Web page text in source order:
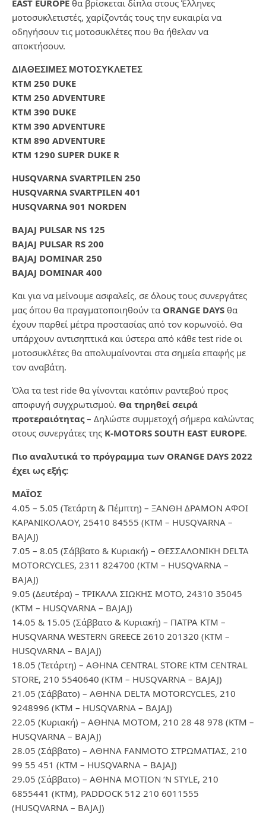
EAST EUROPE θα βρίσκεται δίπλα στους Έλληνες
μοτοσυκλετιστές, χαρίζοντάς τους την ευκαιρία να
οδηγήσουν τις μοτοσυκλέτες που θα ήθελαν να
αποκτήσουν.
ΔΙΑΘΕΣΙΜΕΣ ΜΟΤΟΣΥΚΛΕΤΕΣ
KTM 250 DUKE
KTM 250 ADVENTURE
KTM 390 DUKE
KTM 390 ADVENTURE
KTM 890 ADVENTURE
KTM 1290 SUPER DUKE R
HUSQVARNA SVARTPILEN 250
HUSQVARNA SVARTPILEN 401
HUSQVARNA 901 NORDEN
BAJAJ PULSAR NS 125
BAJAJ PULSAR RS 200
BAJAJ DOMINAR 250
BAJAJ DOMINAR 400
Και για να μείνουμε ασφαλείς, σε όλους τους συνεργάτες
μας όπου θα πραγματοποιηθούν τα ORANGE DAYS θα
έχουν παρθεί μέτρα προστασίας από τον κορωνοϊό. Θα
υπάρχουν αντισηπτικά και ύστερα από κάθε test ride οι
μοτοσυκλέτες θα απολυμαίνονται στα σημεία επαφής με
τον αναβάτη.
Όλα τα test ride θα γίνονται κατόπιν ραντεβού προς
αποφυγή συγχρωτισμού. Θα τηρηθεί σειρά
προτεραιότητας– Δηλώστε συμμετοχή σήμερα καλώντας
στους συνεργάτες της K-MOTORS SOUTH EAST EUROPE.
Πιο αναλυτικά το πρόγραμμα των ORANGE DAYS 2022
έχει ως εξής:
ΜΑΪΟΣ
4.05 – 5.05 (Τετάρτη & Πέμπτη) – ΞΑΝΘΗ ΔΡΑΜΟΝ ΑΦΟΙ
ΚΑΡΑΝΙΚΟΛΑΟΥ, 25410 84555 (KTM – HUSQVARNA –
BAJAJ)
7.05 – 8.05 (Σάββατο & Κυριακή) – ΘΕΣΣΑΛΟΝΙΚΗ DELTA
MOTORCYCLES, 2311 824700 (KTM – HUSQVARNA –
BAJAJ)
9.05 (Δευτέρα) – ΤΡΙΚΑΛΑ ΣΙΩΚΗΣ ΜΟΤΟ, 24310 35045
(KTM – HUSQVARNA – BAJAJ)
14.05 & 15.05 (Σάββατο & Κυριακή) – ΠΑΤΡΑ KTM –
HUSQVARNA WESTERN GREECE 2610 201320 (KTM –
HUSQVARNA – BAJAJ)
18.05 (Τετάρτη) – ΑΘΗΝΑ CENTRAL STORE KTM CENTRAL
STORE, 210 5540640 (KTM – HUSQVARNA – BAJAJ)
21.05 (Σάββατο) – ΑΘΗΝΑ DELTA MOTORCYCLES, 210
9248996 (KTM – HUSQVARNA – BAJAJ)
22.05 (Κυριακή) – ΑΘΗΝΑ ΜΟΤΟΜ, 210 28 48 978 (KTM –
HUSQVARNA – BAJAJ)
28.05 (Σάββατο) – ΑΘΗΝΑ FANMOTO ΣΤΡΩΜΑΤΙΑΣ, 210
99 55 451 (KTM – HUSQVARNA – BAJAJ)
29.05 (Σάββατο) – ΑΘΗΝΑ MOTION ‘N STYLE, 210
6855441 (KTM), PADDOCK 512 210 6011555
(HUSQVARNA – BAJAJ)